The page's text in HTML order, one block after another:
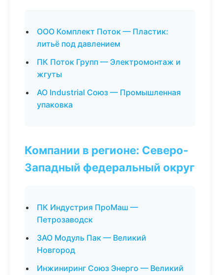
ООО Комплект Поток — Пластик:
литьё под давлением
ПК Поток Групп — Электромонтаж и
жгуты
АО Industrial Союз — Промышленная
упаковка
Компании в регионе: Северо-
Западный федеральный округ
ПК Индустрия ПроМаш —
Петрозаводск
ЗАО Модуль Пак — Великий
Новгород
Инжиниринг Союз Энерго — Великий